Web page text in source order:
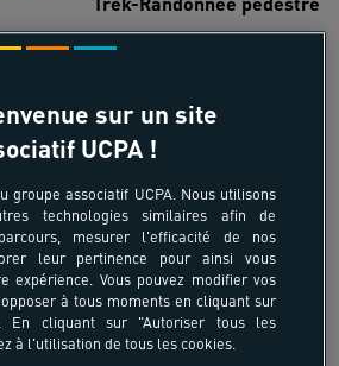
Alpinisme
sur un site
UCPA !
groupe associatif UCPA. Nous utilisons
technologies similaires afin de
mesurer l'efficacité de nos
leur pertinence pour ainsi vous
expérience. Vous pouvez modifier vos
à tous moments en cliquant sur
En cliquant sur "Autoriser tous les
à l'utilisation de tous les cookies.